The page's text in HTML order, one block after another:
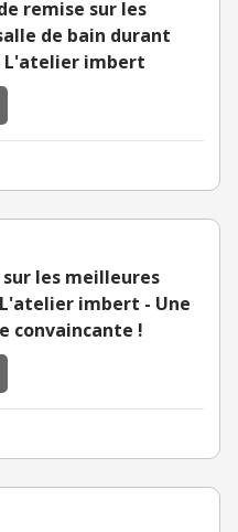
remise sur les
de bain durant
L'atelier imbert
sur les meilleures
imbert - Une
convaincante !